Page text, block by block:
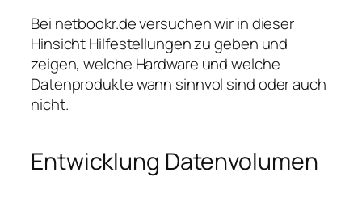
Bei netbookr.de versuchen wir in dieser
Hinsicht Hilfestellungen zu geben und
zeigen, welche Hardware und welche
Datenprodukte wann sinnvol sind oder auch
nicht.
Entwicklung Datenvolumen